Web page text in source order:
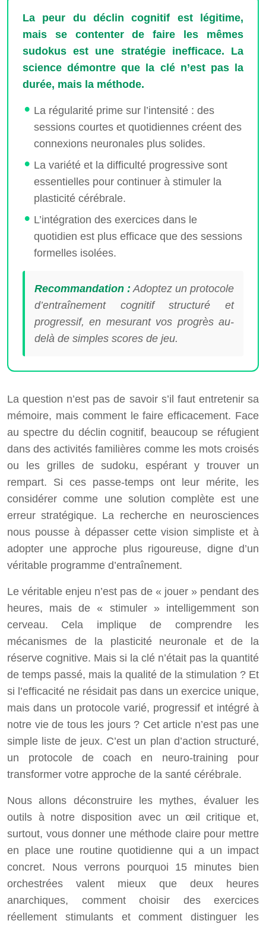
La peur du déclin cognitif est légitime,
mais se contenter de faire les mêmes
sudokus est une stratégie inefficace. La
science démontre que la clé n’est pas la
durée, mais la méthode.
La régularité prime sur l’intensité : des
sessions courtes et quotidiennes créent des
connexions neuronales plus solides.
La variété et la difficulté progressive sont
essentielles pour continuer à stimuler la
plasticité cérébrale.
L’intégration des exercices dans le
quotidien est plus efficace que des sessions
formelles isolées.
Recommandation : Adoptez un protocole
d’entraînement cognitif structuré et
progressif, en mesurant vos progrès au-
delà de simples scores de jeu.
La question n’est pas de savoir s’il faut entretenir sa
mémoire, mais comment le faire efficacement. Face
au spectre du déclin cognitif, beaucoup se réfugient
dans des activités familières comme les mots croisés
ou les grilles de sudoku, espérant y trouver un
rempart. Si ces passe-temps ont leur mérite, les
considérer comme une solution complète est une
erreur stratégique. La recherche en neurosciences
nous pousse à dépasser cette vision simpliste et à
adopter une approche plus rigoureuse, digne d’un
véritable programme d’entraînement.
Le véritable enjeu n’est pas de « jouer » pendant des
heures, mais de « stimuler » intelligemment son
cerveau. Cela implique de comprendre les
mécanismes de la plasticité neuronale et de la
réserve cognitive. Mais si la clé n’était pas la quantité
de temps passé, mais la qualité de la stimulation ? Et
si l’efficacité ne résidait pas dans un exercice unique,
mais dans un protocole varié, progressif et intégré à
notre vie de tous les jours ? Cet article n’est pas une
simple liste de jeux. C’est un plan d’action structuré,
un protocole de coach en neuro-training pour
transformer votre approche de la santé cérébrale.
Nous allons déconstruire les mythes, évaluer les
outils à notre disposition avec un œil critique et,
surtout, vous donner une méthode claire pour mettre
en place une routine quotidienne qui a un impact
concret. Nous verrons pourquoi 15 minutes bien
orchestrées valent mieux que deux heures
anarchiques, comment choisir des exercices
réellement stimulants et comment distinguer les